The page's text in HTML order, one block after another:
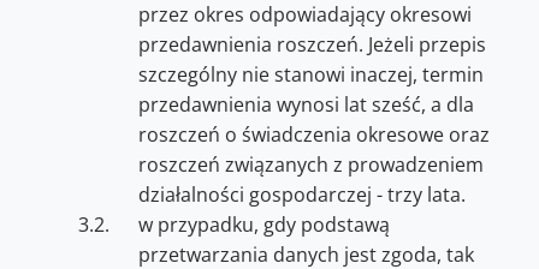
przez okres odpowiadający okresowi
przedawnienia roszczeń. Jeżeli przepis
szczególny nie stanowi inaczej, termin
przedawnienia wynosi lat sześć, a dla
roszczeń o świadczenia okresowe oraz
roszczeń związanych z prowadzeniem
działalności gospodarczej - trzy lata.
w przypadku, gdy podstawą
przetwarzania danych jest zgoda, tak